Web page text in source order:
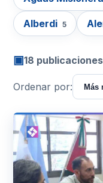
Alberdi 5
▣18
Ordenar por: